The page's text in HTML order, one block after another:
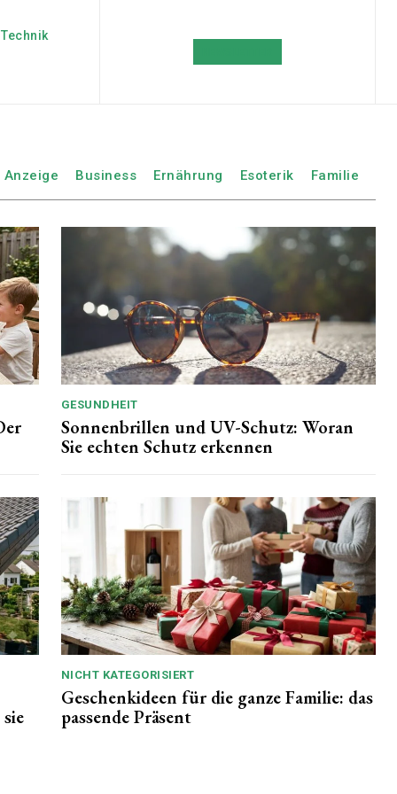
Technik
Anzeige Business Ernährung Esoterik Familie
GESUNDHEIT
Sonnenbrillen und UV-Schutz: Woran
Sie echten Schutz erkennen
NICHT KATEGORISIERT
Geschenkideen für die ganze Familie: das
passende Präsent